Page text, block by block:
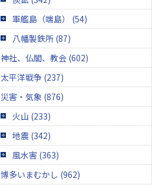
軍艦島（端島） (54)
八幡製鉄所 (87)
神社、仏閣、教会 (602)
太平洋戦争 (237)
災害・気象 (876)
火山 (233)
地震 (342)
風水害 (363)
博多いまむかし (962)